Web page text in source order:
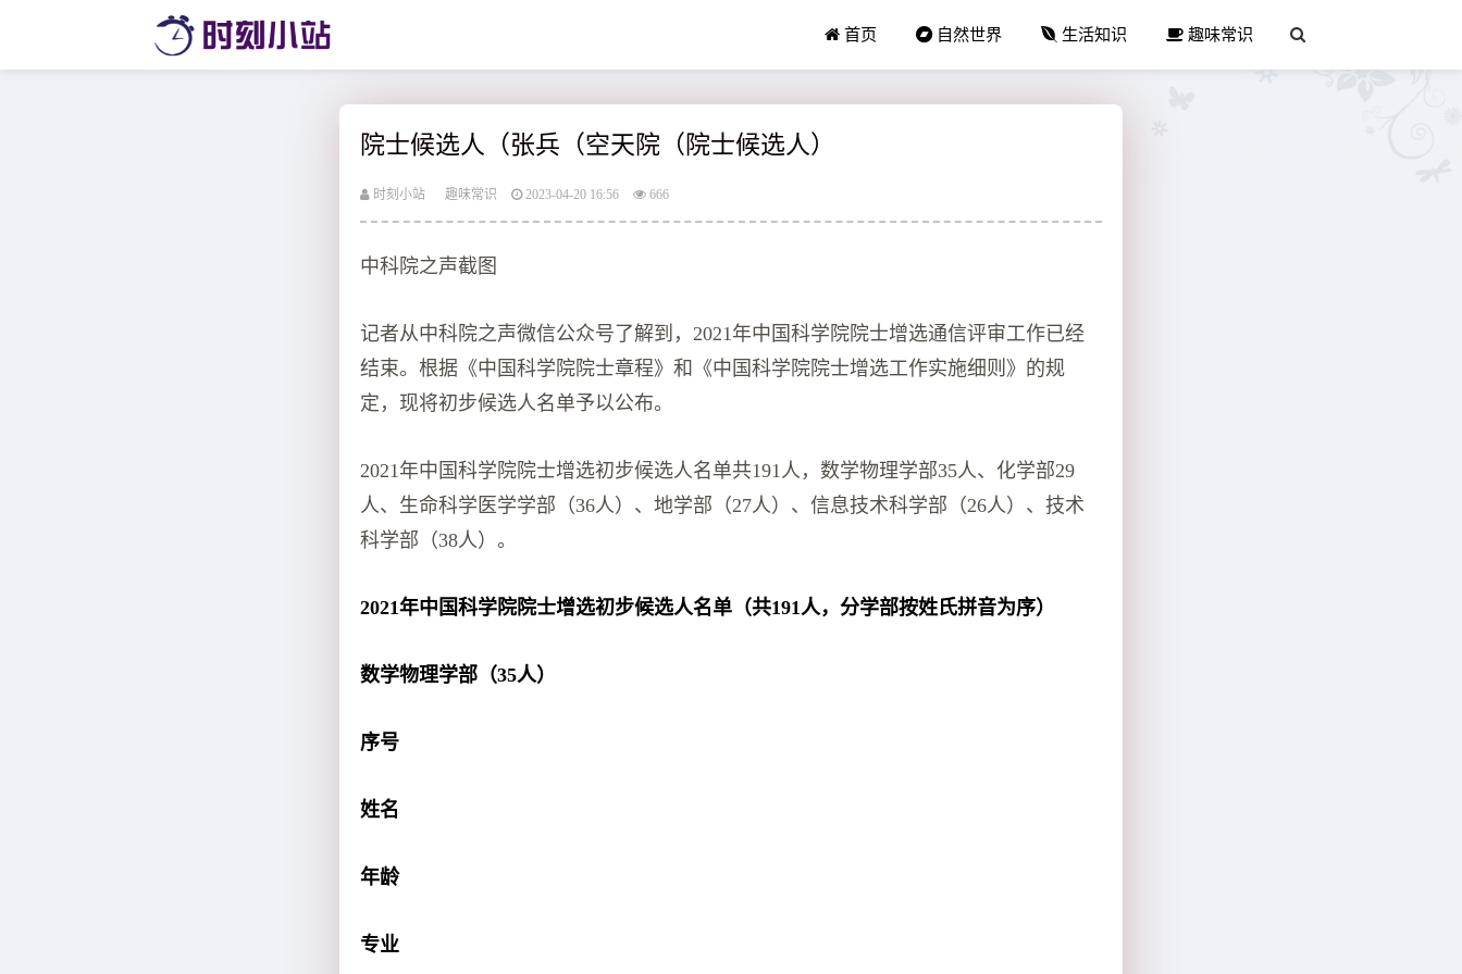
首页 自然世界 生活知识 趣味常识
院士候选人（张兵（空天院（院士候选人）
时刻小站 趣味常识 2023-04-20 16:56 666
中科院之声截图
记者从中科院之声微信公众号了解到，2021年中国科学院院士增选通信评审工作已经
结束。根据《中国科学院院士章程》和《中国科学院院士增选工作实施细则》的规
定，现将初步候选人名单予以公布。
2021年中国科学院院士增选初步候选人名单共191人，数学物理学部35人、化学部29
人、生命科学医学学部（36人）、地学部（27人）、信息技术科学部（26人）、技术
科学部（38人）。
2021年中国科学院院士增选初步候选人名单 （共191人，分学部按姓氏拼音为序）
数学物理学部（35人）
序号
姓名
年龄
专业